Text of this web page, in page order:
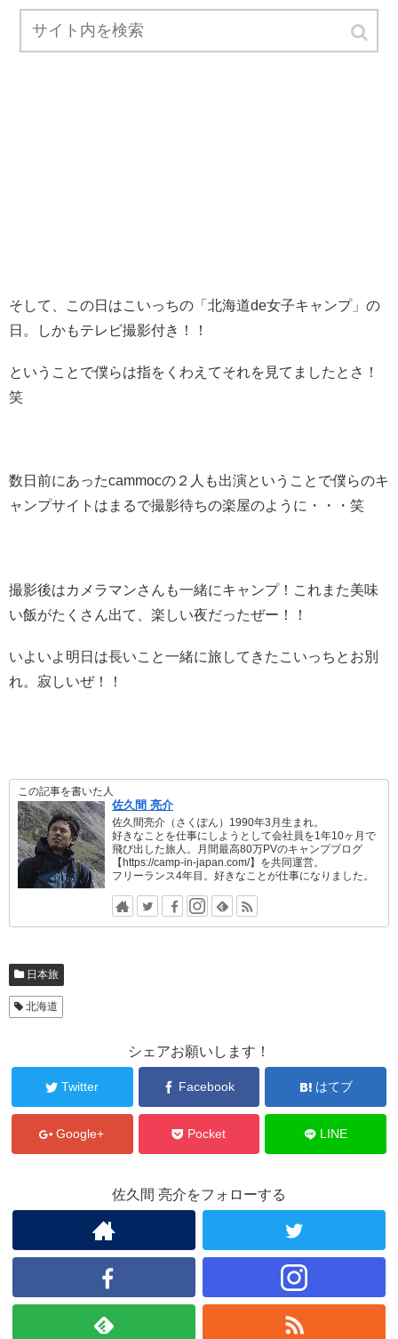
そして、この日はこいっちの「北海道de女子キャンプ」の
日。しかもテレビ撮影付き！！
ということで僕らは指をくわえてそれを見てましたとさ！
笑
数日前にあったcammocの２人も出演ということで僕らのキ
ャンプサイトはまるで撮影待ちの楽屋のように・・・笑
撮影後はカメラマンさんも一緒にキャンプ！これまた美味
い飯がたくさん出て、楽しい夜だったぜー！！
いよいよ明日は長いこと一緒に旅してきたこいっちとお別
れ。寂しいぜ！！
この記事を書いた人
佐久間 亮介
佐久間亮介（さくぽん）1990年3月生まれ。
好きなことを仕事にしようとして会社員を1年10ヶ月で
飛び出した旅人。月間最高80万PVのキャンプブログ
【https://camp-in-japan.com/】を共同運営。
フリーランス4年目。好きなことが仕事になりました。
日本旅
北海道
シェアお願いします！
Twitter Facebook はてブ
Google+ Pocket LINE
佐久間 亮介をフォローする